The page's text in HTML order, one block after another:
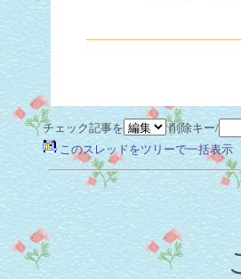
チェック記事を
削除キー/
このスレッドをツリーで一括表示